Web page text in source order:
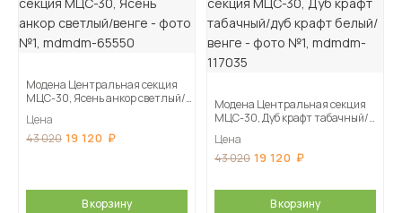
Модена Центральная секция
МЦС-30, Ясень анкор светлый/
Цена
43 020 19 120
В корзину
Модена Центральная секция
МЦС-30, Дуб крафт табачный/
Цена
43 020 19 120
В корзину